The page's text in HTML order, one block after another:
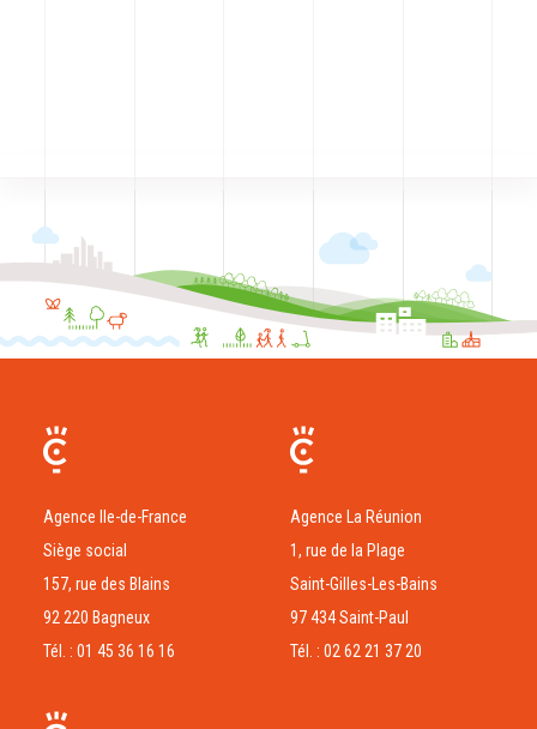
Agence Ile-de-France
Siège social
157, rue des Blains
92 220 Bagneux
Tél. : 01 45 36 16 16
Agence La Réunion
1, rue de la Plage
Saint-Gilles-Les-Bains
97 434 Saint-Paul
Tél. : 02 62 21 37 20